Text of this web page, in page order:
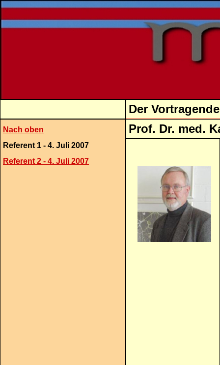
Der
Nach oben
Referent 1 - 4. Juli 2007
Referent 2 - 4. Juli 2007
Prof. Dr. med.